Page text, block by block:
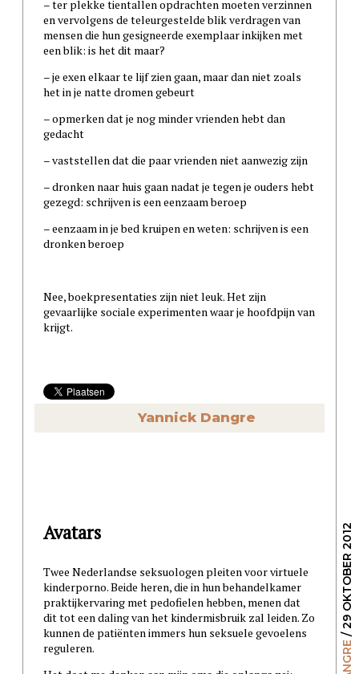
– ter plekke tientallen opdrachten moeten verzinnen
en vervolgens de teleurgestelde blik verdragen van
mensen die hun gesigneerde exemplaar inkijken met
een blik: is het dit maar?
– je exen elkaar te lijf zien gaan, maar dan niet zoals
het in je natte dromen gebeurt
– opmerken dat je nog minder vrienden hebt dan
gedacht
– vaststellen dat die paar vrienden niet aanwezig zijn
– dronken naar huis gaan nadat je tegen je ouders hebt
gezegd: schrijven is een eenzaam beroep
– eenzaam in je bed kruipen en weten: schrijven is een
dronken beroep
Nee, boekpresentaties zijn niet leuk. Het zijn
gevaarlijke sociale experimenten waar je hoofdpijn van
krijgt.
Yannick Dangre
/ 29 OKTOBER 2012
Avatars
Twee Nederlandse seksuologen pleiten voor virtuele
kinderporno. Beide heren, die in hun behandelkamer
praktijkervaring met pedofielen hebben, menen dat
dit tot een daling van het kindermisbruik zal leiden. Zo
kunnen de patiënten immers hun seksuele gevoelens
reguleren.